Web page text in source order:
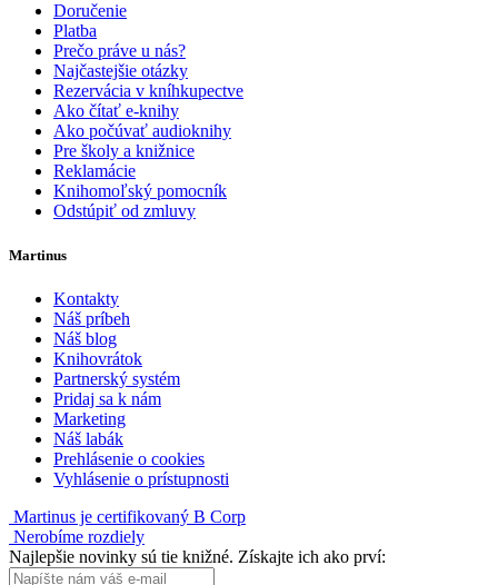
Doručenie
Platba
Prečo práve u nás?
Najčastejšie otázky
Rezervácia v kníhkupectve
Ako čítať e-knihy
Ako počúvať audioknihy
Pre školy a knižnice
Reklamácie
Knihomoľský pomocník
Odstúpiť od zmluvy
Martinus
Kontakty
Náš príbeh
Náš blog
Knihovrátok
Partnerský systém
Pridaj sa k nám
Marketing
Náš labák
Prehlásenie o cookies
Vyhlásenie o prístupnosti
Martinus je certifikovaný B Corp
Nerobíme rozdiely
Najlepšie novinky sú tie knižné. Získajte ich ako prví: